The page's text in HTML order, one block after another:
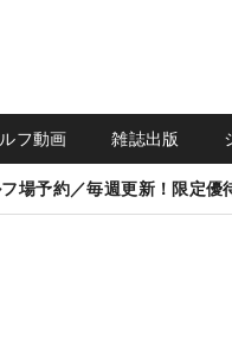
フ動画 雑誌出版
フ場予約／毎週更新！限定優